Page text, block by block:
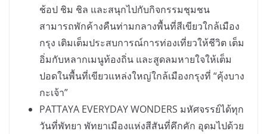
ช้อป ชิม ชิล และสนุกไปกับกิจกรรมชุมชน
สามารถพักค้างคืนท่ามกลางพื้นที่สีเขียวใกล้เมือง
กรุง เติมเต็มประสบการณ์การท่องเที่ยวให้ชีวิต เต็ม
อิ่มกับหลากเมนูท้องถิ่น และสูดลมหายใจให้เต็ม
ปอดในพื้นที่เขียวแหล่งใหญ่ใกล้เมืองกรุงที่ “คุ้งบาง
กะเจ้า”
PATTAYA EVERYDAY WONDERS มหัศจรรย์ได้ทุก
วันที่พัทยา พัทยาเมืองแห่งสีสันที่คึกคัก อุดมไปด้วย